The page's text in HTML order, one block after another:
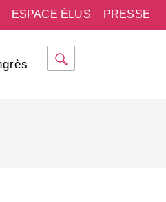
PRESSE
ESPACE ÉLUS